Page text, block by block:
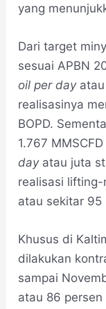
yang
Dari target
sesuai APBN
oil per dayatau
realisasinya
BOPD.
1.767 MMSCFD
dayatau juta
realisasi lifting-
atau sekitar 95
Khusus di
dilakukan
sampai
atau 86